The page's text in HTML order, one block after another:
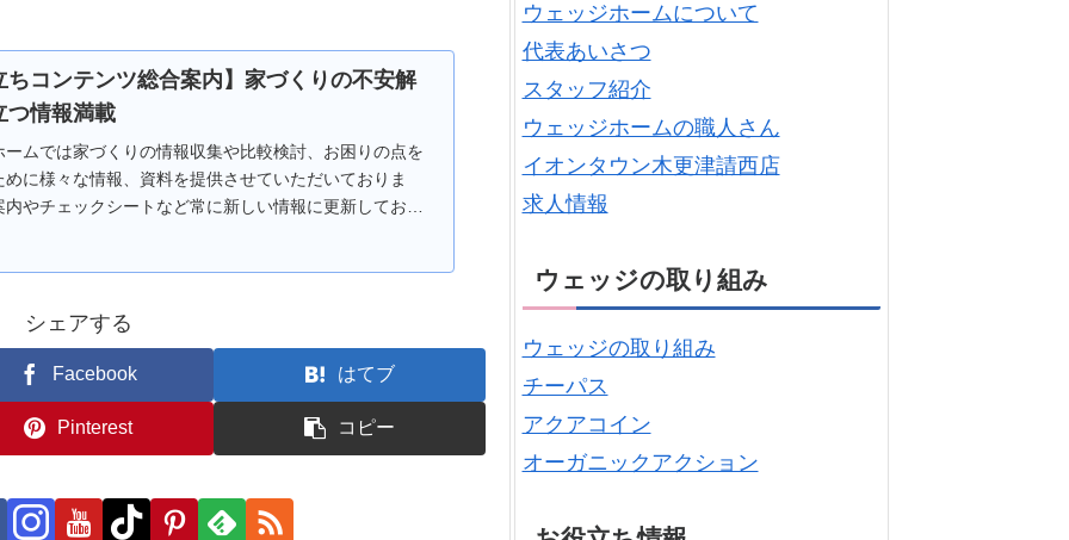
ちコンテンツ総合案内】家づくりの不安解
つ情報満載
ームでは家づくりの情報収集や比較検討、お困りの点を
めに様々な情報、資料を提供させていただいておりま
内やチェックシートなど常に新しい情報に更新しており
シェアする
Facebook はてブ
Pinterest コピー
ウェッジホームについて
代表あいさつ
スタッフ紹介
ウェッジホームの職人さん
イオンタウン木更津請西店
求人情報
ウェッジの取り組み
ウェッジの取り組み
チーパス
アクアコイン
オーガニックアクション